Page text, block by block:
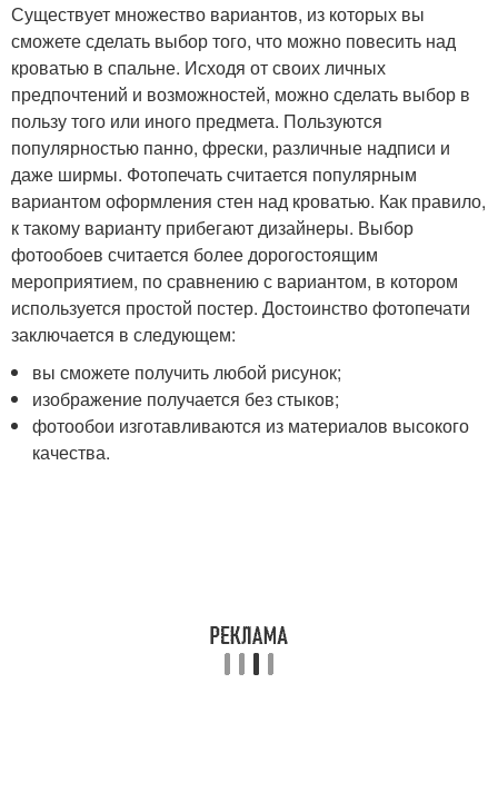
Существует множество вариантов, из которых вы
сможете сделать выбор того, что можно повесить над
кроватью в спальне. Исходя от своих личных
предпочтений и возможностей, можно сделать выбор в
пользу того или иного предмета. Пользуются
популярностью панно, фрески, различные надписи и
даже ширмы. Фотопечать считается популярным
вариантом оформления стен над кроватью. Как правило,
к такому варианту прибегают дизайнеры. Выбор
фотообоев считается более дорогостоящим
мероприятием, по сравнению с вариантом, в котором
используется простой постер. Достоинство фотопечати
заключается в следующем:
вы сможете получить любой рисунок;
изображение получается без стыков;
фотообои изготавливаются из материалов высокого
качества.